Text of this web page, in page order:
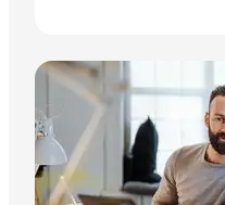
Vai all'articolo